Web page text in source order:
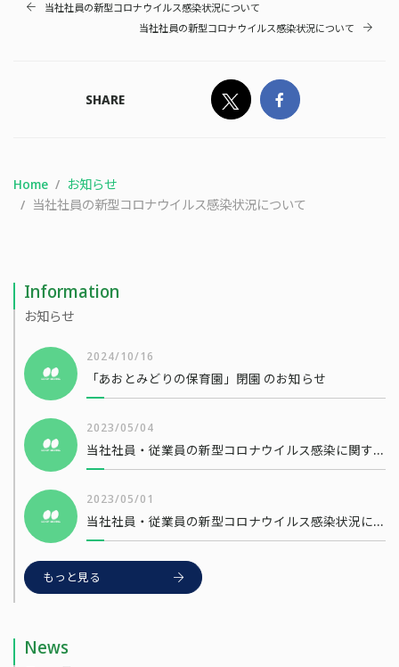
当社社員の新型コロナウイルス感染状況について
当社社員の新型コロナウイルス感染状況について
SHARE
Home
お知らせ
当社社員の新型コロナウイルス感染状況について
Information
お知らせ
2024/10/16
「あおとみどりの保育園」閉園 のお知らせ
2023/05/04
当社社員・従業員の新型コロナウイルス感染に関するお知らせ
2023/05/01
当社社員・従業員の新型コロナウイルス感染状況について
もっと見る
News